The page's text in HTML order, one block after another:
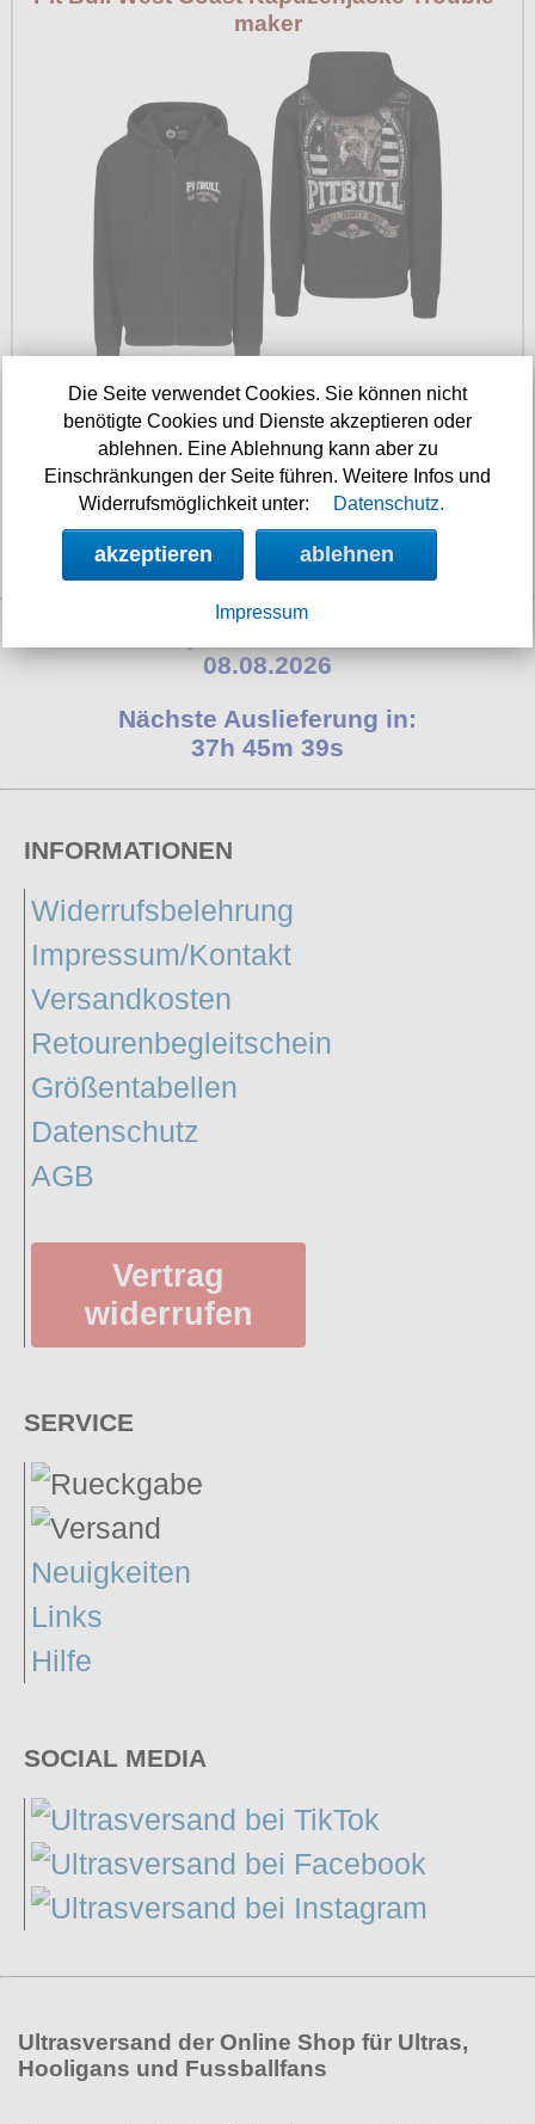
maker
Verfügbarkeit:sofort
Art.-Nr.: 13504990
jetzt 13 % billiger
Preis: 69.90 €
08.08.2026
Nächste Auslieferung in:
37h 45m 37s
INFORMATIONEN
Widerrufsbelehrung
Impressum/Kontakt
Versandkosten
Retourenbegleitschein
Größentabellen
Datenschutz
AGB
Vertrag
widerrufen
SERVICE
Neuigkeiten
Links
Hilfe
SOCIAL MEDIA
Ultrasversand der Online Shop für Ultras,
Hooligans und Fussballfans
Die Seite verwendet Cookies. Sie können nicht
benötigte Cookies und Dienste akzeptieren oder
ablehnen. Eine Ablehnung kann aber zu
Einschränkungen der Seite führen. Weitere Infos und
Widerrufsmöglichkeit unter:
Datenschutz.
akzeptieren ablehnen
Impressum